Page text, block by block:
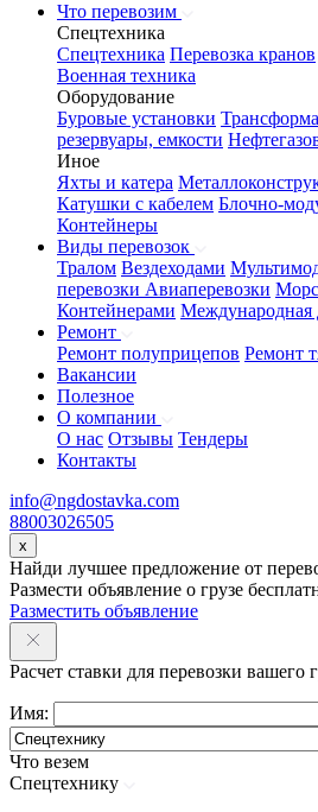
Что перевозим
Спецтехника
Спецтехника Перевозка кранов
Военная техника
Оборудование
Буровые установки
резервуары, емкости
Иное
Яхты и катера
Катушки с кабелем Блочно-
Контейнеры
Виды перевозок
Тралом Вездеходами
перевозки Авиаперевозки
Контейнерами Международная
Ремонт
Ремонт полуприцепов Ремонт
Вакансии
Полезное
О компании
О нас Отзывы Тендеры
Контакты
info@ngdostavka.com
88003026505
x
Найди лучшее предложение от
Размести объявление о грузе
Разместить объявление
Расчет ставки для перевозки вашего
Имя:
Что везем
Спецтехнику